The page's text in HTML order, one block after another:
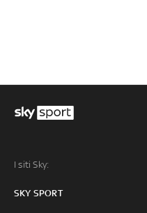
I siti Sky:
SKY SPORT